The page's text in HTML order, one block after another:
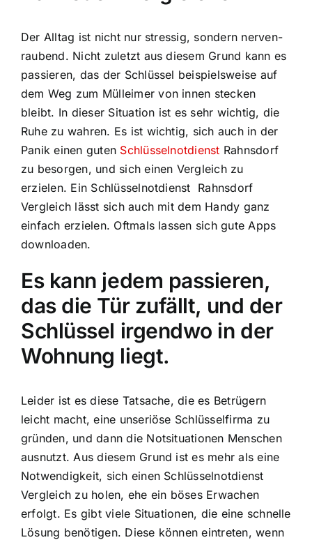
Der Alltag ist nicht nur stressig, sondern nerven-
raubend. Nicht zuletzt aus diesem Grund kann es
passieren, das der Schlüssel beispielsweise auf
dem Weg zum Mülleimer von innen stecken
bleibt. In dieser Situation ist es sehr wichtig, die
Ruhe zu wahren. Es ist wichtig, sich auch in der
Panik einen guten Schlüsselnotdienst Rahnsdorf
zu besorgen, und sich einen Vergleich zu
erzielen. Ein Schlüsselnotdienst Rahnsdorf
Vergleich lässt sich auch mit dem Handy ganz
einfach erzielen. Oftmals lassen sich gute Apps
downloaden.
Es kann jedem passieren,
das die Tür zufällt, und der
Schlüssel irgendwo in der
Wohnung liegt.
Leider ist es diese Tatsache, die es Betrügern
leicht macht, eine unseriöse Schlüsselfirma zu
gründen, und dann die Notsituationen Menschen
ausnutzt. Aus diesem Grund ist es mehr als eine
Notwendigkeit, sich einen Schlüsselnotdienst
Vergleich zu holen, ehe ein böses Erwachen
erfolgt. Es gibt viele Situationen, die eine schnelle
Lösung benötigen. Diese können eintreten, wenn